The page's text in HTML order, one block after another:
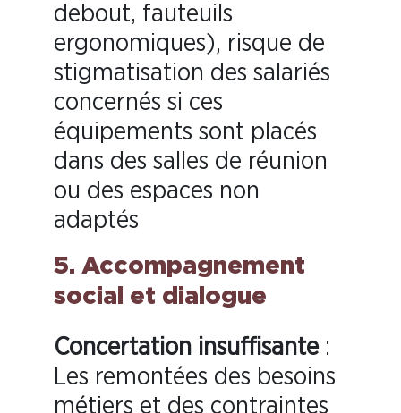
debout, fauteuils
ergonomiques), risque de
stigmatisation des salariés
concernés si ces
équipements sont placés
dans des salles de réunion
ou des espaces non
adaptés
5. Accompagnement
social et dialogue
Concertation insuffisante:
Les remontées des besoins
métiers et des contraintes